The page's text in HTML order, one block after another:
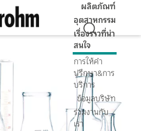
ผลิตภัณฑ์
อุตสาหกรรม
เรื่องราวที่น่า
สนใจ
การให้คำ
ปรึกษา&การ
บริการ
ข้อมูลบริษัท
ร่วมงานกับ
เรา